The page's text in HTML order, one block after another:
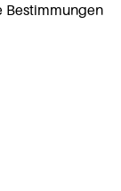
Bestimmungen